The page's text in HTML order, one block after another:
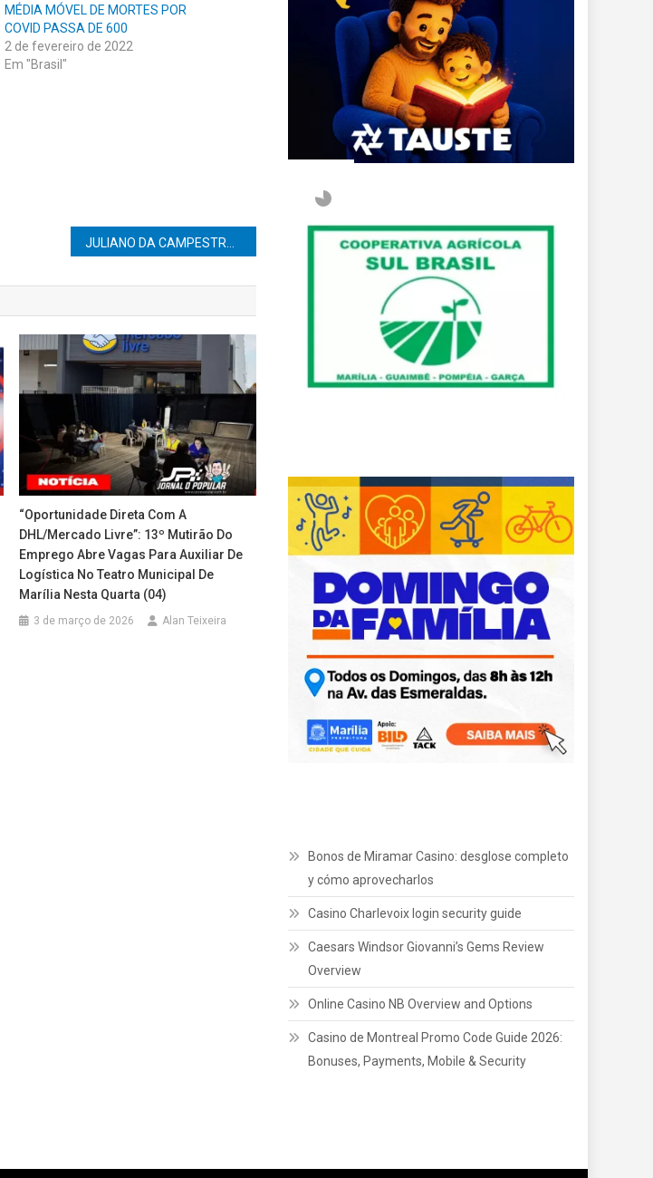
MÉDIA MÓVEL DE MORTES POR
COVID PASSA DE 600
2 de fevereiro de 2022
Em "Brasil"
“Oportunidade Direta Com A
DHL/Mercado Livre”: 13º Mutirão Do
Emprego Abre Vagas Para Auxiliar De
Logística No Teatro Municipal De
Marília Nesta Quarta (04)
3 de março de 2026 Alan Teixeira
Bonos de Miramar Casino: desglose completo
y cómo aprovecharlos
Casino Charlevoix login security guide
Caesars Windsor Giovanni’s Gems Review
Overview
Online Casino NB Overview and Options
Casino de Montreal Promo Code Guide 2026:
Bonuses, Payments, Mobile & Security